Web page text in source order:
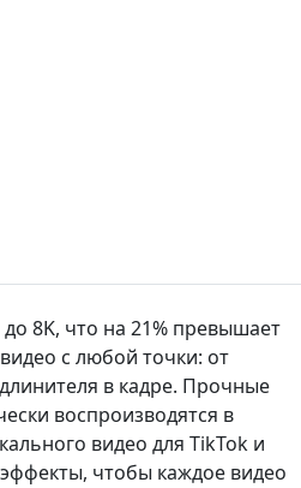
8K, что на 21% превышает
с любой точки: от
в кадре. Прочные
воспроизводятся в
видео для TikTok и
чтобы каждое видео